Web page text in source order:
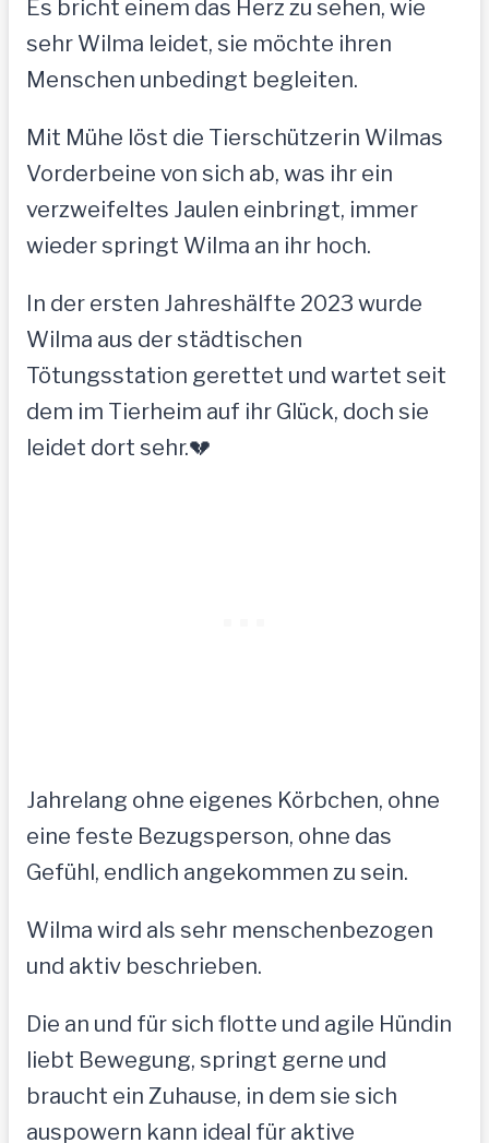
Es bricht einem das Herz zu sehen, wie
sehr Wilma leidet, sie möchte ihren
Menschen unbedingt begleiten.
Mit Mühe löst die Tierschützerin Wilmas
Vorderbeine von sich ab, was ihr ein
verzweifeltes Jaulen einbringt, immer
wieder springt Wilma an ihr hoch.
In der ersten Jahreshälfte 2023 wurde
Wilma aus der städtischen
Tötungsstation gerettet und wartet seit
dem im Tierheim auf ihr Glück, doch sie
leidet dort sehr.💔
Jahrelang ohne eigenes Körbchen, ohne
eine feste Bezugsperson, ohne das
Gefühl, endlich angekommen zu sein.
Wilma wird als sehr menschenbezogen
und aktiv beschrieben.
Die an und für sich flotte und agile Hündin
liebt Bewegung, springt gerne und
braucht ein Zuhause, in dem sie sich
auspowern kann ideal für aktive